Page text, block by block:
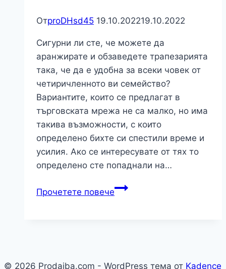
ОтproDHsd45 19.10.202219.10.2022
Сигурни ли сте, че можете да
аранжирате и обзаведете трапезарията
така, че да е удобна за всеки човек от
четиричленното ви семейство?
Вариантите, които се предлагат в
търговската мрежа не са малко, но има
такива възможности, с които
определено бихте си спестили време и
усилия. Ако се интересувате от тях то
определено сте попаднали на…
Прочетете повечеКакво
© 2026 Prodajba.com - WordPress тема от Kadence